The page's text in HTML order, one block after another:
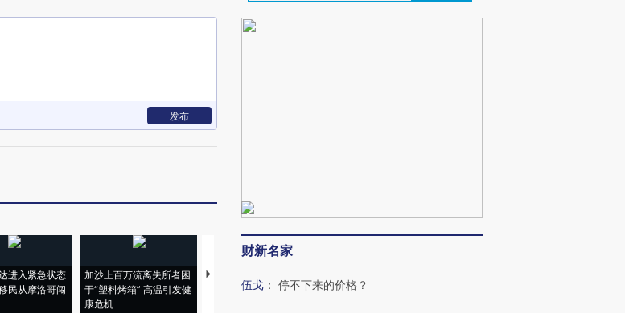
发布
进入紧急状态
民从摩洛哥闯
加沙上百万流离失所者困
于“塑料烤箱” 高温引发健
康危机
马航飞行员跨国走私7万
粒摇头丸 尿检体内含3种
术：是什么让中产们甘
心“花钱找虐”？
要防空导弹“救急”
财新名家
伍戈 ： 停不下来的价格？